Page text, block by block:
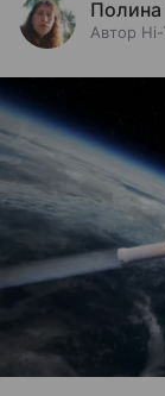
Полина
Автор